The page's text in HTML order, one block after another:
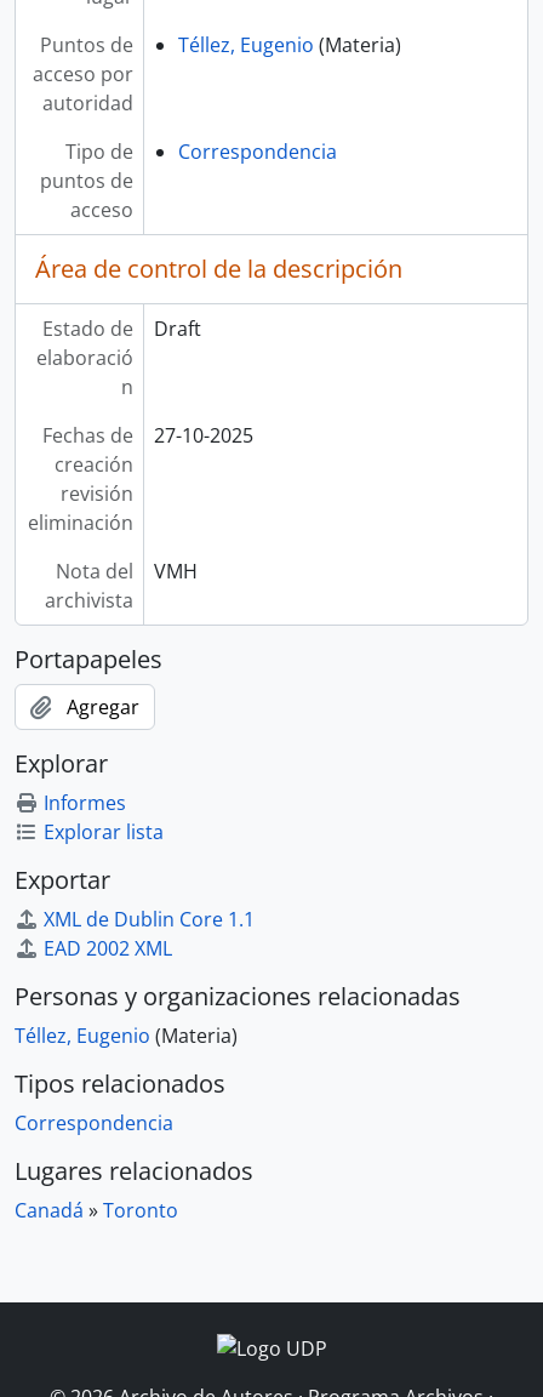
Puntos de
acceso por
autoridad
Téllez, Eugenio (Materia)
Tipo de
puntos de
acceso
Correspondencia
Área de control de la descripción
Estado de
elaboració
n
Draft
Fechas de
creación
revisión
eliminación
27-10-2025
Nota del
archivista
VMH
Portapapeles
Agregar
Explorar
Informes
Explorar lista
Exportar
XML de Dublin Core 1.1
EAD 2002 XML
Personas y organizaciones relacionadas
Téllez, Eugenio (Materia)
Tipos relacionados
Correspondencia
Lugares relacionados
Canadá »Toronto